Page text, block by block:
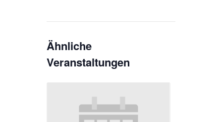
Ähnliche
Veranstaltungen